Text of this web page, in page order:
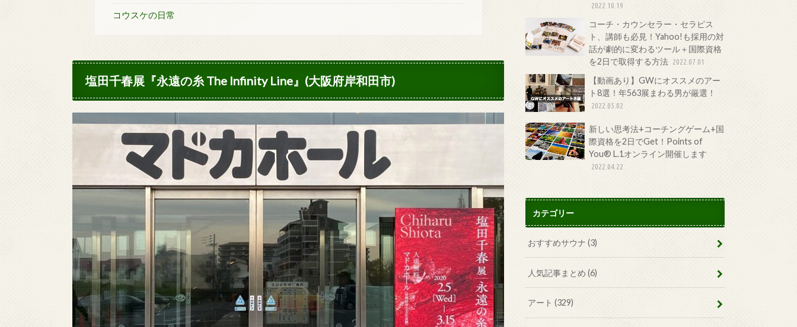
コウスケの日常
塩田千春展『永遠の糸 The Infinity Line』(大阪府岸和田市)
2022.10.19
コーチ・カウンセラー・セラピス
ト、講師も必見！Yahoo!も採用の対
話が劇的に変わるツール＋国際資格
を2日で取得する方法 2022.07.01
【動画あり】GWにオススメのアー
ト8選！年563展まわる男が厳選！
2022.05.02
新しい思考法+コーチングゲーム+国
際資格を2日でGet！Points of
You® L.1オンライン開催します
2022.04.22
カテゴリー
おすすめサウナ(3)
人気記事まとめ(6)
アート(329)